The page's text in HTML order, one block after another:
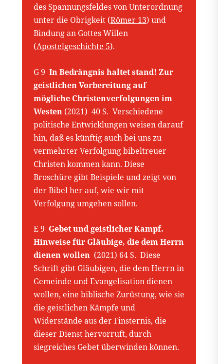
des Spannungsfeldes von Unterordnung
unter die Obrigkeit (Römer 13) und
Bindung an Gottes Willen
(Apostelgeschichte 5).
G 9 In Bedrängnis haltet stand! Zur
geistlichen Vorbereitung auf
mögliche Christenverfolgungen im
Westen (2021) 40 S. Verschiedene
politische Entwicklungen weisen darauf
hin, daß es künftig auch bei uns zu
vermehrter Verfolgung bibeltreuer
Christen kommen kann. Diese
Broschüre gibt Beispiele und zeigt von
der Bibel her auf, wie wir mit
Verfolgung umgehen sollen.
E 9 Gebet und geistlicher Kampf.
Hinweise für Gläubige, die dem Herrn
dienen wollen (2021) 64 S. Diese
Schrift gibt Gläubigen, die dem Herrn in
Gemeinde und Evangelisation dienen
wollen, eine biblische Zurüstung, wie sie
die geistlichen Kämpfe und
Widerstände aus der Finsternis, die
dieser Dienst hervorruft, durch
siegreiches Gebet überwinden können.